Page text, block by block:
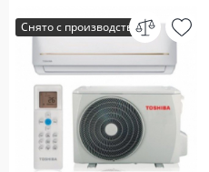
Снято с производства